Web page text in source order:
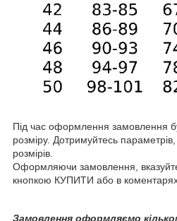
Під час оформлення замовлення
розміру. Дотримуйтесь
розмірів.
Оформляючи замовлення,
кнопкою КУПИТИ або в
Замовлення оформляємо